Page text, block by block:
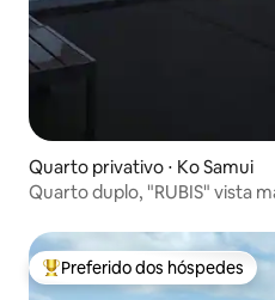
Quarto privativo ⋅ Ko Samui
Quarto duplo, "RUBIS" vista
Entre os melhores preferidos
Preferido dos hóspedes